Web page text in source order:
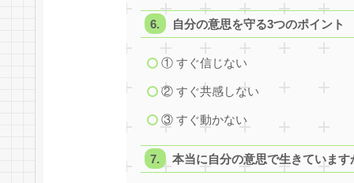
自分の意思を守る3つのポイント
① すぐ信じない
② すぐ共感しない
③ すぐ動かない
本当に自分の意思で生きています